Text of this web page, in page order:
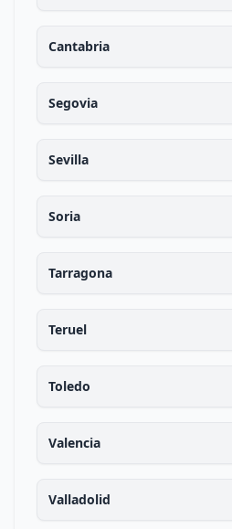
Cantabria
Segovia
Sevilla
Soria
Tarragona
Teruel
Toledo
Valencia
Valladolid